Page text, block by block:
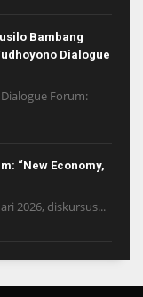
Bambang
Dialogue
Forum:
“New Economy,
2026, diskursus...